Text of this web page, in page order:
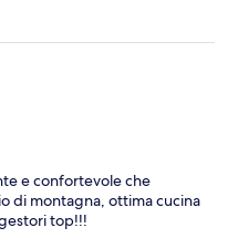
e confortevole che
di montagna, ottima cucina
top!!!